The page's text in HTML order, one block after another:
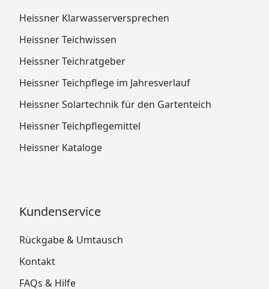
Heissner Klarwasserversprechen
Heissner Teichwissen
Heissner Teichratgeber
Heissner Teichpflege im Jahresverlauf
Heissner Solartechnik für den Gartenteich
Heissner Teichpflegemittel
Heissner Kataloge
Kundenservice
Rückgabe & Umtausch
Kontakt
FAQs & Hilfe